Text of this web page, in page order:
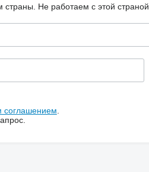
страны. Не работаем с этой страной
соглашением